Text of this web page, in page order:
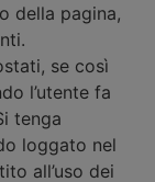
della pagina,
se così
l’utente fa
tenga
loggato nel
all’uso dei